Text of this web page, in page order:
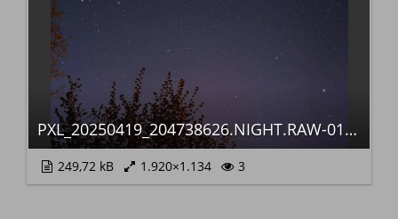
PXL_20250419_204738626.NIGHT.RAW-01.COVER~3_104106.jpg
249,72 kB 1.920×1.134 3